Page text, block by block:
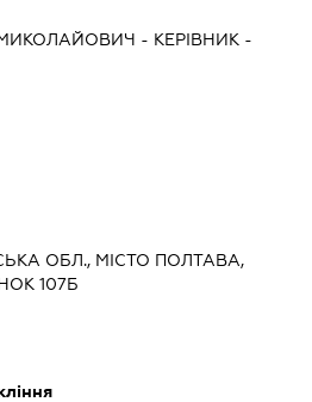
- КЕРІВНИК -
ОБЛ., МІСТО ПОЛТАВА,
107Б